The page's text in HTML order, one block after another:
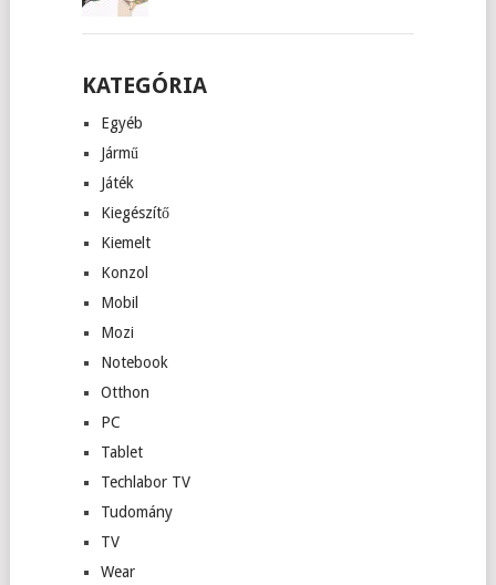
KATEGÓRIA
Egyéb
Jármű
Játék
Kiegészítő
Kiemelt
Konzol
Mobil
Mozi
Notebook
Otthon
PC
Tablet
Techlabor TV
Tudomány
TV
Wear